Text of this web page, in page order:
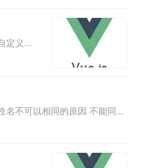
定义过
过滤器
达式
不可以相同的原因 不能同
数据名还是 props 数据